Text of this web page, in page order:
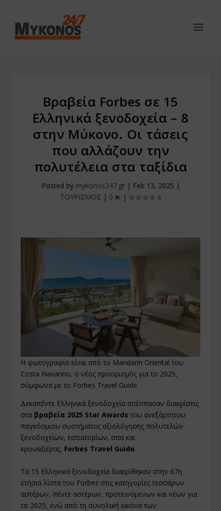
Βραβεία Forbes σε 15
Ελληνικά ξενοδοχεία – 8
στην Μύκονο. Οι τάσεις
που αλλάζουν την
πολυτέλεια στα ταξίδια
Posted by mykonos247.gr| Feb 13, 2025 |
ΤΟΥΡΙΣΜΟΣ | 0 |
H φωτογραφία είναι από το Mandarin Oriental του
Costa Navarino, o νέος προορισμός για το 2025,
σύμφωνα με το Forbes Travel Guide
Δεκαπέντε Ελληνικά ξενοδοχεία απέσπασαν διακρίσεις
στα βραβεία 2025 Star Awards του ανεξάρτητου
παγκόσμιου συστήματος αξιολόγησης πολυτελών
ξενοδοχείων, εστιατορίων, σπα και
κρουαζιέρας, Forbes Travel Guide.
Τα 15 Ελληνικά ξενοδοχεία διακρίθηκαν στην 67η
ετήσια λίστα του Forbes στις κατηγορίες τεσσάρων
αστέρων, πέντε αστέρων, προτεινόμενων και νέων για
το 2025, ενώ από τη συνολική εικόνα των